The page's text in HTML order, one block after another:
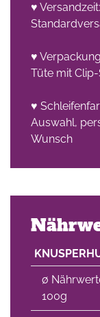
♥
♥
Tüte mit
♥
Auswahl,
Wunsch
∅
100g